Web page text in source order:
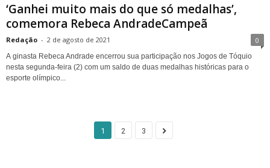
‘Ganhei muito mais do que só medalhas’,
comemora Rebeca AndradeCampeã
Redação - 2 de agosto de 2021 0
A ginasta Rebeca Andrade encerrou sua participação nos Jogos de Tóquio
nesta segunda-feira (2) com um saldo de duas medalhas históricas para o
esporte olímpico...
1 2 3